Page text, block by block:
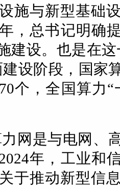
施与新型基础
，总书记明确
建设。也是在
设阶段，国家
个，全国算力“
网是与电网、
年，工业和
于推动新型信